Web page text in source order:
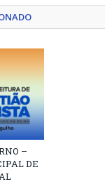
–
DE